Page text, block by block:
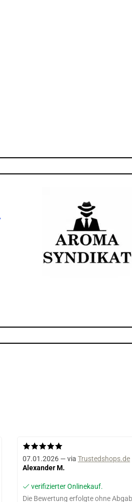
07.01.2026 — via Trustedshops.de
Alexander M.
verifizierter Onlinekauf.
Die Bewertung erfolgte ohne